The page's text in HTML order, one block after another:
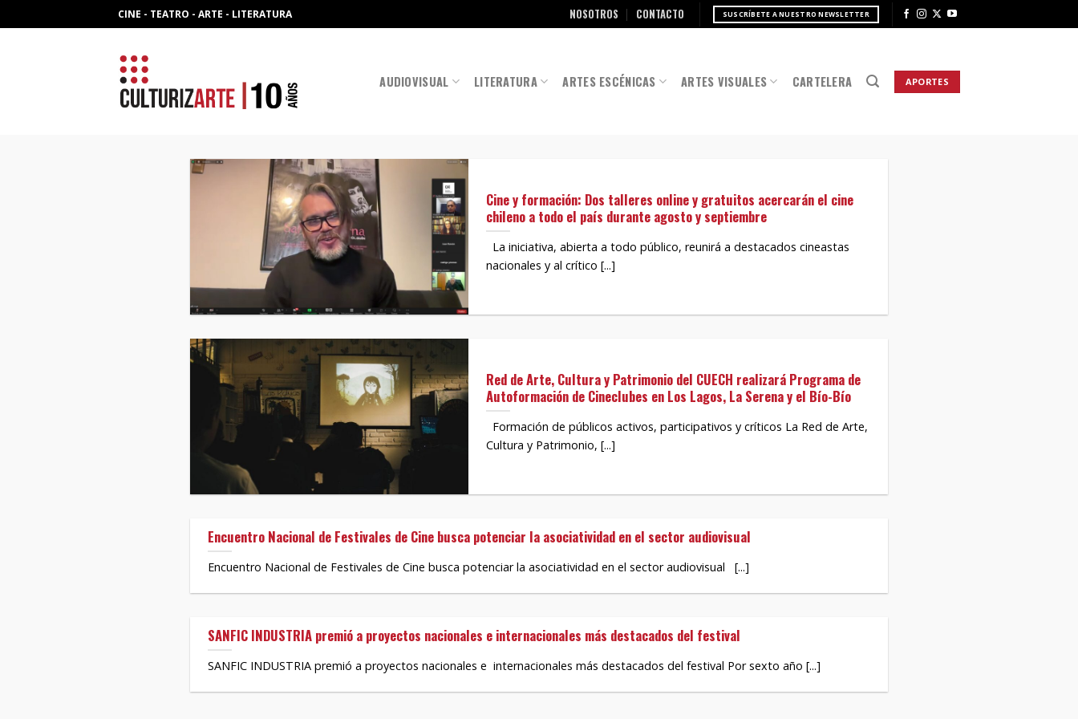
to
CINE - TEATRO - ARTE - LITERATURA NOSOTROS CONTACTO SUSCRÍBETE A NUESTRO NEWSLETTER
AUDIOVISUAL LITERATURA ARTES ESCÉNICAS ARTES VISUALES CARTELERA APORTES
Cine y formación: Dos talleres online y gratuitos acercarán el cine
chileno a todo el país durante agosto y septiembre
La iniciativa, abierta a todo público, reunirá a destacados cineastas
nacionales y al crítico [...]
Red de Arte, Cultura y Patrimonio del CUECH realizará Programa de
Autoformación de Cineclubes en Los Lagos, La Serena y el Bío-Bío
Formación de públicos activos, participativos y críticos La Red de Arte,
Cultura y Patrimonio, [...]
Encuentro Nacional de Festivales de Cine busca potenciar la asociatividad en el sector audiovisual
Encuentro Nacional de Festivales de Cine busca potenciar la asociatividad en el sector audiovisual [...]
SANFIC INDUSTRIA premió a proyectos nacionales e internacionales más destacados del festival
SANFIC INDUSTRIA premió a proyectos nacionales e internacionales más destacados del festival Por sexto año [...]